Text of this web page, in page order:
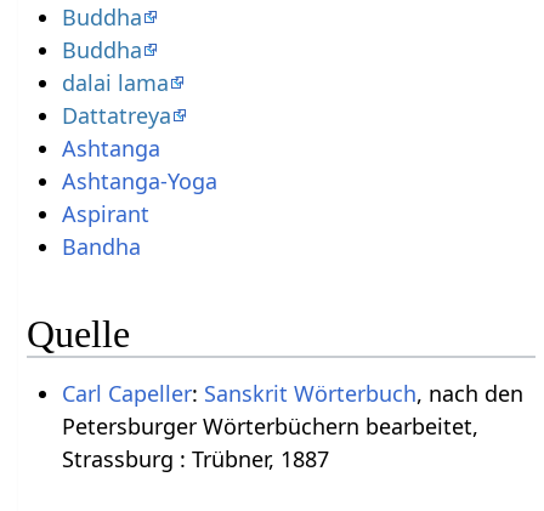
Buddha
Buddha
dalai lama
Dattatreya
Ashtanga
Ashtanga-Yoga
Aspirant
Bandha
Quelle
Carl Capeller: Sanskrit Wörterbuch, nach den
Petersburger Wörterbüchern bearbeitet,
Strassburg : Trübner, 1887